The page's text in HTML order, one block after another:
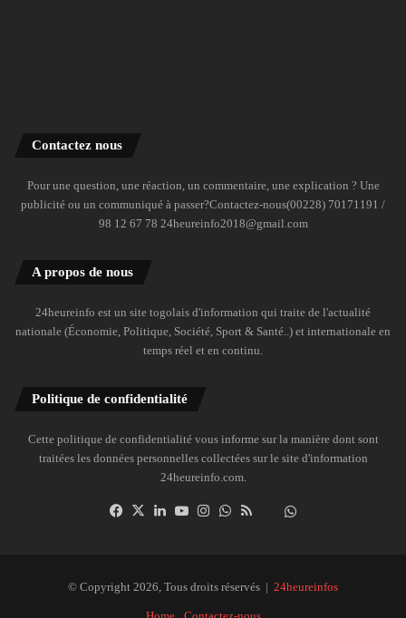
Contactez nous
Pour une question, une réaction, un commentaire, une explication ? Une
publicité ou un communiqué à passer?Contactez-nous(00228) 70171191 /
98 12 67 78 24heureinfo2018@gmail.com
A propos de nous
24heureinfo est un site togolais d'information qui traite de l'actualité
nationale (Économie, Politique, Société, Sport & Santé..) et internationale en
temps réel et en continu.
Politique de confidentialité
Cette politique de confidentialité vous informe sur la manière dont sont
traitées les données personnelles collectées sur le site d'information
24heureinfo.com.
Facebook
X LinkedinYouTubeInstagramWhatsAppDailymotion
© Copyright 2026, Tous droits réservés | 24heureinfos